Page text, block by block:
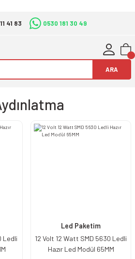
41 83 0530 181 30 49
ARA
Ledli
Led Paketim
12 Volt 12 Watt SMD 5630 Ledli
Hazır Led Modül 65MM